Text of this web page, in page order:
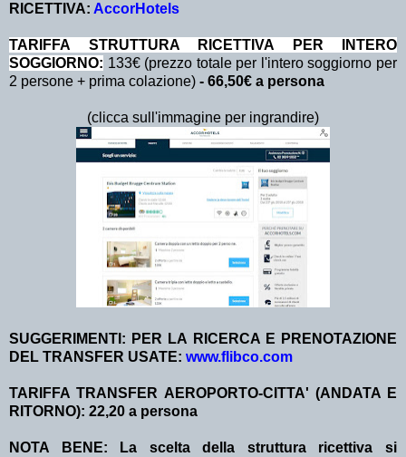
RICETTIVA: AccorHotels
TA RIFFA STRUTTURA RICETTIVA PER INTERO
SOGGIORNO: 133€ (prezzo totale per l'intero soggiorno per
2 persone + prima colazione) - 66,50€ a persona
(clicca sull'immagine per ingrandire)
SUGGERIMENTI: PER LA RICERCA E PRENOTAZIONE
DEL TRANSFER USATE: www.flibco.com
TARIFFA TRANSFER AEROPORTO-CITTA' (ANDATA E
RITORNO): 22,20 a persona
NOTA BENE: La scelta della struttura ricettiva si